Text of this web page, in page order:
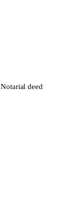
Notarial deed